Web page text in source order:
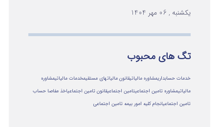
یکشنبه , 06 مهر 1404
تگ های محبوب
خدمات حسابداریمشاوره مالیاتیقانون مالیاتهای مستقیمخدمات مالیاتیمشاوره
مالياتيمشاوره تامین اجتماعیتامین اجتماعیقانون تامین اجتماعیاخذ مفاصا حساب
تامین اجتماعیانجام کلیه امور بیمه تامین اجتماعی